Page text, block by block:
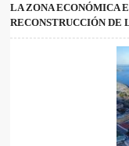
LA ZONA ECONÓMICA
RECONSTRUCCIÓN DE